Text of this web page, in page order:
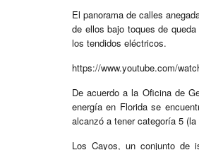
El panorama de calles
de ellos bajo toques de
los tendidos eléctricos.
https://www.youtube.com/
De acuerdo a la Oficina de
energía en Florida se
alcanzó a tener categoría 5
Los Cayos, un conjunto de